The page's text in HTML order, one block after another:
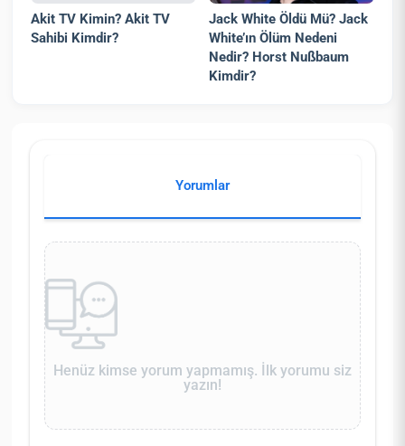
Akit TV Kimin? Akit TV
Sahibi Kimdir?
Jack White Öldü Mü? Jack
White’ın Ölüm Nedeni
Nedir? Horst Nußbaum
Kimdir?
Yorumlar
Henüz kimse yorum yapmamış. İlk yorumu siz
yazın!